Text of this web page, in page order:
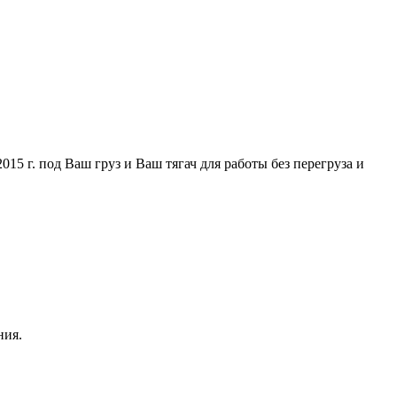
г. под Ваш груз и Ваш тягач для работы без перегруза и